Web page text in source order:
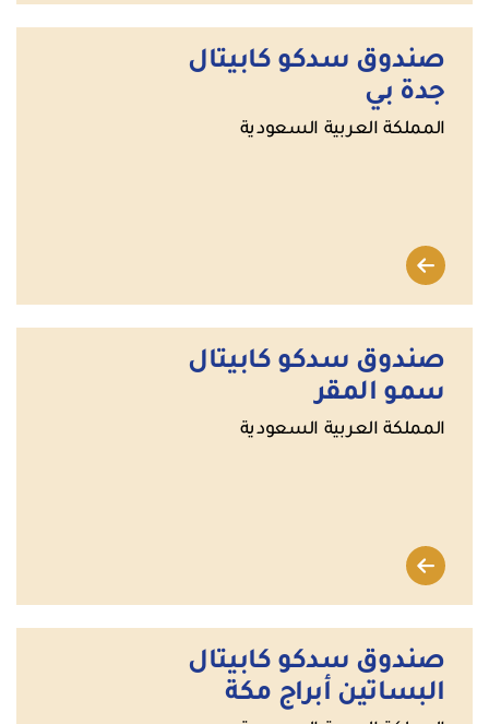
صندوق سدكو كابيتال
جدة بي
المملكة العربية السعودية
صندوق سدكو كابيتال
سمو المقر
المملكة العربية السعودية
صندوق سدكو كابيتال
البساتين أبراج مكة